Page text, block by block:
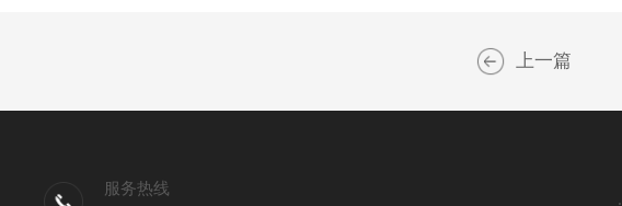
上一篇
服务热线